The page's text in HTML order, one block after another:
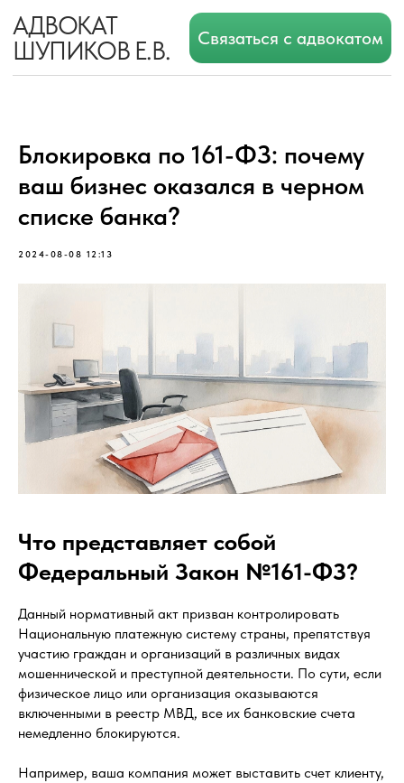
АДВОКАТ
ШУПИКОВ Е.В.
Связаться с адвокатом
Блокировка по 161-ФЗ: почему
ваш бизнес оказался в черном
списке банка?
2024-08-08 12:13
Что представляет собой
Федеральный Закон №161-ФЗ?
Данный нормативный акт призван контролировать
Национальную платежную систему страны, препятствуя
участию граждан и организаций в различных видах
мошеннической и преступной деятельности. По сути, если
физическое лицо или организация оказываются
включенными в реестр МВД, все их банковские счета
немедленно блокируются.
Например, ваша компания может выставить счет клиенту,